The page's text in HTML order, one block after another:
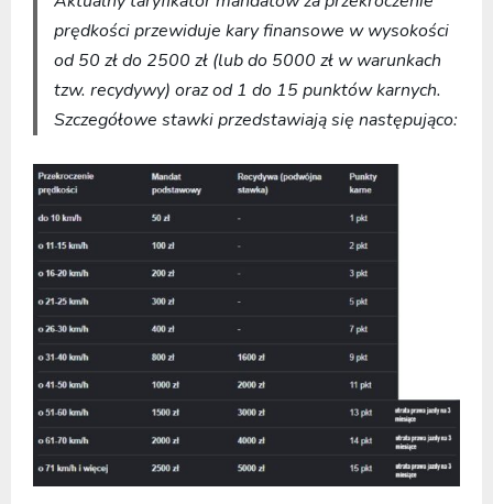
prędkości przewiduje kary finansowe w wysokości
od 50 zł do 2500 zł (lub do 5000 zł w warunkach
tzw. recydywy) oraz od 1 do 15 punktów karnych.
Szczegółowe stawki przedstawiają się następująco: